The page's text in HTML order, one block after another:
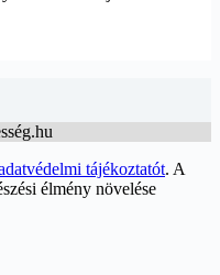
tájékoztatót. A
élmény növelése